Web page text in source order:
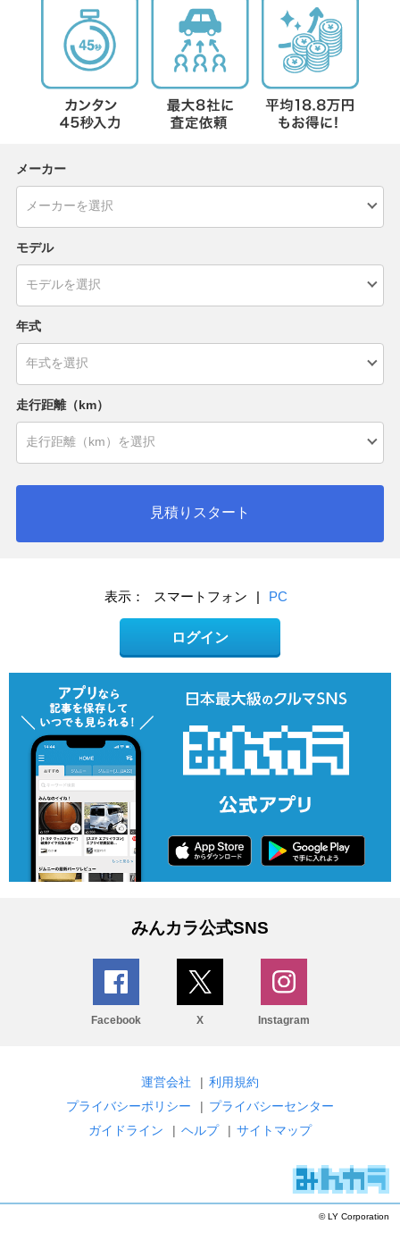
メーカー
モデル
年式
走行距離（km）
見積りスタート
表示： スマートフォン | PC
ログイン
みんカラ公式SNS
Facebook X Instagram
運営会社 | 利用規約
プライバシーポリシー
| プライバシーセンター
ガイドライン
| ヘルプ | サイトマップ
© LY Corporation